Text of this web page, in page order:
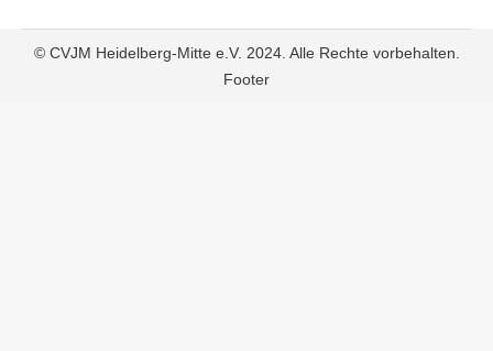
© CVJM Heidelberg-Mitte e.V. 2024. Alle Rechte vorbehalten.
Footer